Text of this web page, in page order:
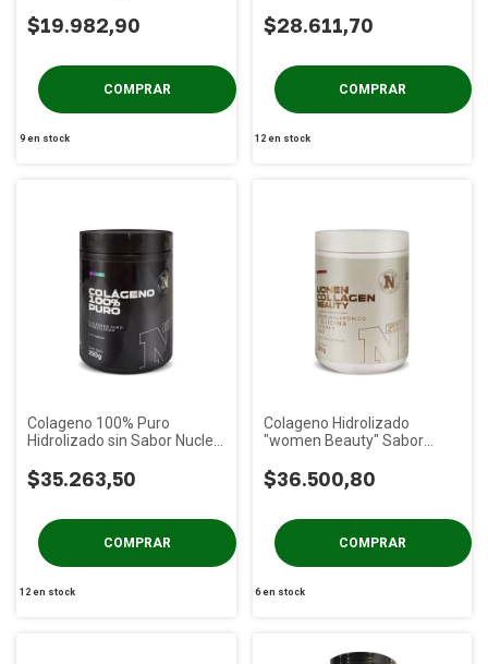
$19.982,90
9en stock
$28.611,70
12 en stock
Colageno 100% Puro
Hidrolizado sin Sabor Nucleo
$35.263,50
12en stock
Colageno Hidrolizado
"women Beauty" Sabor
gs
$36.500,80
6en stock